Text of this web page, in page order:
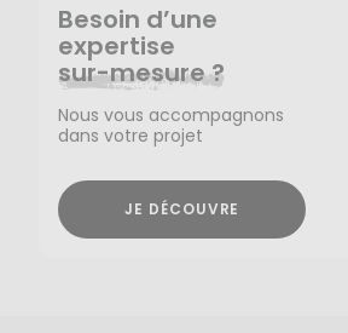
Besoin d’une
expertise
sur-mesure ?
Nous vous accompagnons
dans votre projet
JE DÉCOUVRE